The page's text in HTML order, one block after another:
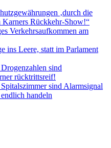
‚durch die
Karners Rückkehr-Show!“
Verkehrsaufkommen am
ins Leere, statt im Parlament
sind
rücktrittsreif!
sind Alarmsignal
handeln